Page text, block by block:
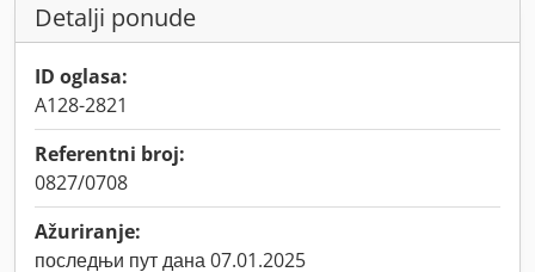
Detalji ponude
ID oglasa:
A128-2821
Referentni broj:
0827/0708
Ažuriranje:
последњи пут дана 07.01.2025